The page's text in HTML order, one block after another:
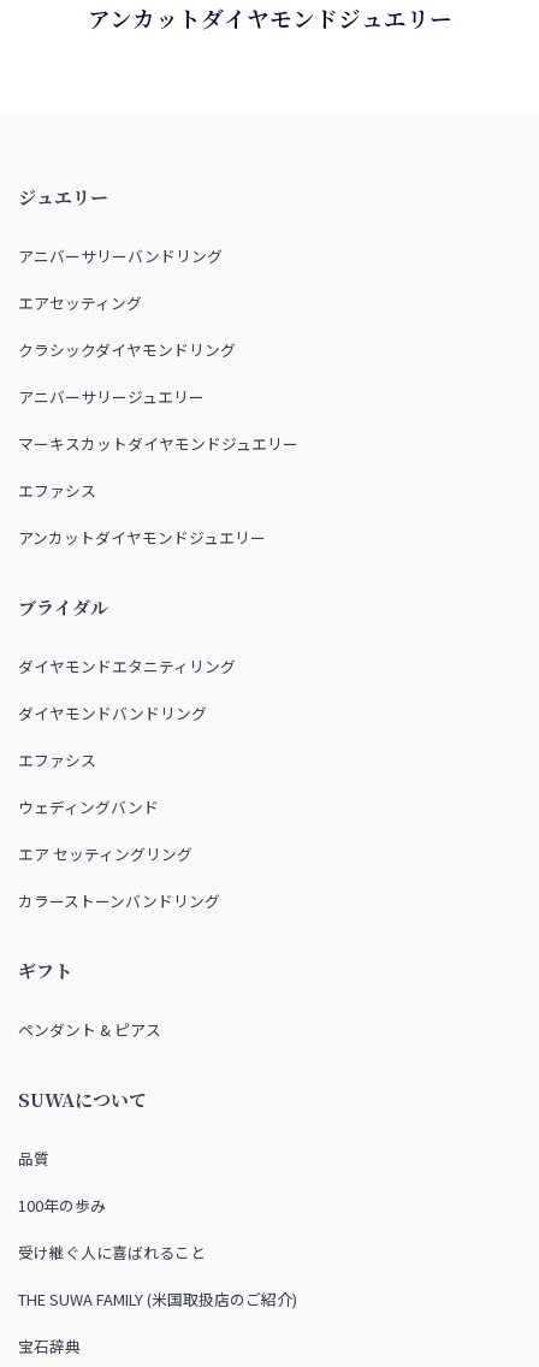
アンカットダイヤモンドジュエリー
ジュエリー
アニバーサリーバンドリング
エアセッティング
クラシックダイヤモンドリング
アニバーサリージュエリー
マーキスカットダイヤモンドジュエリー
エファシス
アンカットダイヤモンドジュエリー
ブライダル
ダイヤモンドエタニティリング
ダイヤモンドバンドリング
エファシス
ウェディングバンド
エア セッティングリング
カラーストーンバンドリング
ギフト
ペンダント & ピアス
SUWAについて
品質
100年の歩み
受け継ぐ人に喜ばれること
THE SUWA FAMILY (米国取扱店のご紹介)
宝石辞典